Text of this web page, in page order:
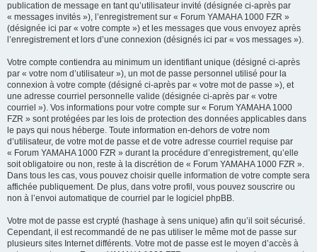
publication de message en tant qu’utilisateur invité (désignée ci-après par
« messages invités »), l’enregistrement sur « Forum YAMAHA 1000 FZR »
(désignée ici par « votre compte ») et les messages que vous envoyez après
l’enregistrement et lors d’une connexion (désignés ici par « vos messages »).
Votre compte contiendra au minimum un identifiant unique (désigné ci-après
par « votre nom d’utilisateur »), un mot de passe personnel utilisé pour la
connexion à votre compte (désigné ci-après par « votre mot de passe »), et
une adresse courriel personnelle valide (désignée ci-après par « votre
courriel »). Vos informations pour votre compte sur « Forum YAMAHA 1000
FZR » sont protégées par les lois de protection des données applicables dans
le pays qui nous héberge. Toute information en-dehors de votre nom
d’utilisateur, de votre mot de passe et de votre adresse courriel requise par
« Forum YAMAHA 1000 FZR » durant la procédure d’enregistrement, qu’elle
soit obligatoire ou non, reste à la discrétion de « Forum YAMAHA 1000 FZR ».
Dans tous les cas, vous pouvez choisir quelle information de votre compte sera
affichée publiquement. De plus, dans votre profil, vous pouvez souscrire ou
non à l’envoi automatique de courriel par le logiciel phpBB.
Votre mot de passe est crypté (hashage à sens unique) afin qu’il soit sécurisé.
Cependant, il est recommandé de ne pas utiliser le même mot de passe sur
plusieurs sites Internet différents. Votre mot de passe est le moyen d’accès à